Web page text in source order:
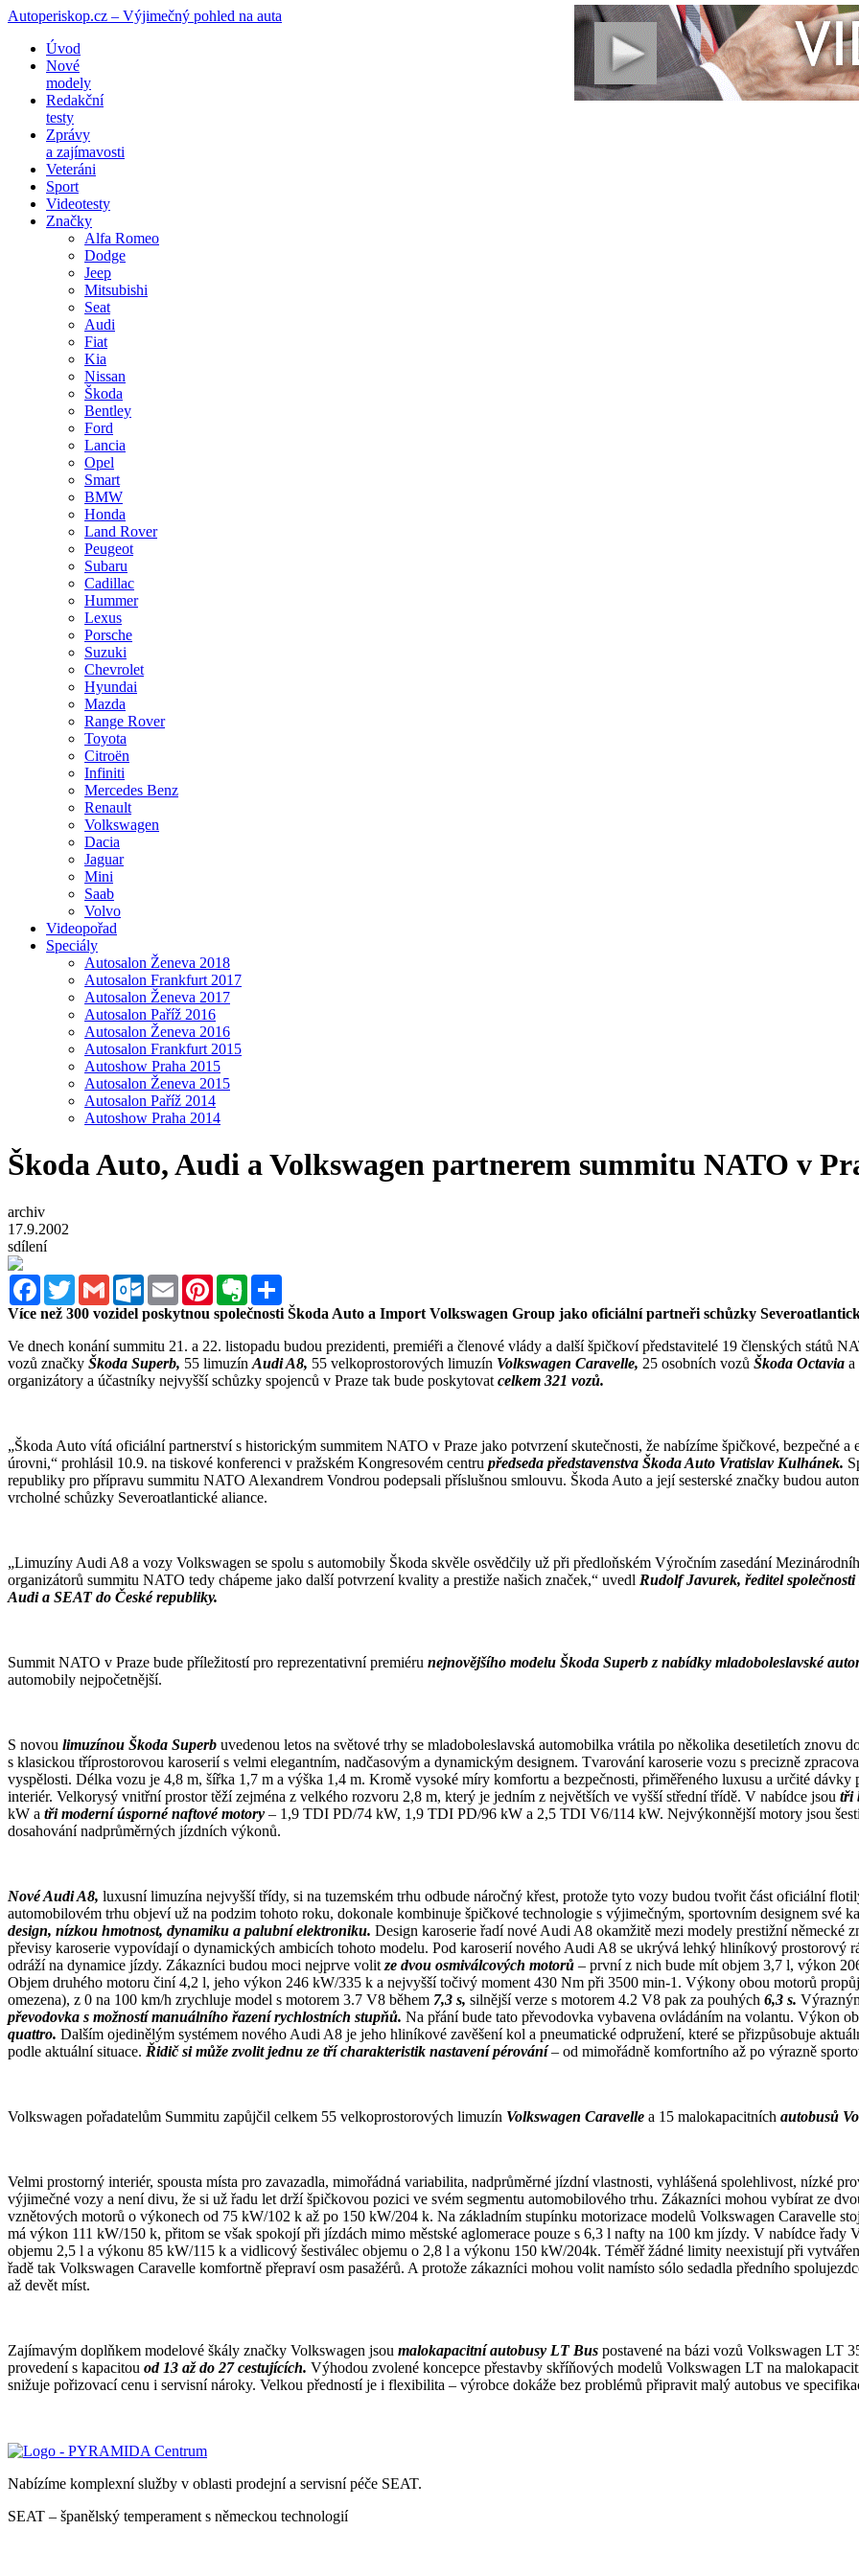
Autoperiskop.cz – Výjimečný pohled na auta
Přejít
obsahu
webu
Úvod
Nové
modely
Redakční
testy
Zprávy
a zajímavosti
Veteráni
Sport
Videotesty
Značky
Alfa Romeo
Dodge
Jeep
Mitsubishi
Seat
Audi
Fiat
Kia
Nissan
Škoda
Bentley
Ford
Lancia
Opel
Smart
BMW
Honda
Land Rover
Peugeot
Subaru
Cadillac
Hummer
Lexus
Porsche
Suzuki
Chevrolet
Hyundai
Mazda
Range Rover
Toyota
Citroën
Infiniti
Mercedes Benz
Renault
Volkswagen
Dacia
Jaguar
Mini
Saab
Volvo
Videopořad
Speciály
Autosalon Ženeva 2018
Autosalon Frankfurt 2017
Autosalon Ženeva 2017
Autosalon Paříž 2016
Autosalon Ženeva 2016
Autosalon Frankfurt 2015
Autoshow Praha 2015
Autosalon Ženeva 2015
Autosalon Paříž 2014
Autoshow Praha 2014
Škoda Auto, Audi a Volkswagen partnerem summitu NATO v
archiv
17.9.2002
sdílení
FacebookTwitterGmail Outlook.com
Email PinterestEvernote
Více než 300 vozidel poskytnou společnosti Škoda Auto a Import Volkswagen Group jako oficiální partneři schůzky
Ve dnech konání summitu 21. a 22. listopadu budou prezidenti, premiéři a členové vlády a další špičkoví představitelé 19 členských států
vozů značky Škoda Superb, 55 limuzín Audi A8, 55 velkoprostorových limuzín Volkswagen Caravelle, 25 osobních vozů Škoda Octavia a
organizátory a účastníky nejvyšší schůzky spojenců v Praze tak bude poskytovat celkem 321 vozů.
„Škoda Auto vítá oficiální partnerství s historickým summitem NATO v Praze jako potvrzení skutečnosti, že nabízíme špičkové, bezpečné
úrovni,“ prohlásil 10.9. na tiskové konferenci v pražském Kongresovém centru předseda představenstva Škoda Auto Vratislav Kulhánek.
republiky pro přípravu summitu NATO Alexandrem Vondrou podepsali příslušnou smlouvu. Škoda Auto a její sesterské značky budou
vrcholné schůzky Severoatlantické aliance.
„Limuzíny Audi A8 a vozy Volkswagen se spolu s automobily Škoda skvěle osvědčily už při předloňském Výročním zasedání
organizátorů summitu NATO tedy chápeme jako další potvrzení kvality a prestiže našich značek,“ uvedl Rudolf Javurek, ředitel
Audi a SEAT do České republiky.
Summit NATO v Praze bude příležitostí pro reprezentativní premiéru nejnovějšího modelu Škoda Superb z nabídky mladoboleslavské
automobily nejpočetnější.
S novou limuzínou Škoda Superb uvedenou letos na světové trhy se mladoboleslavská automobilka vrátila po několika desetiletích znovu
s klasickou tříprostorovou karoserií s velmi elegantním, nadčasovým a dynamickým designem. Tvarování karoserie vozu s precizně
vyspělosti. Délka vozu je 4,8 m, šířka 1,7 m a výška 1,4 m. Kromě vysoké míry komfortu a bezpečnosti, přiměřeného luxusu a určité dávky
interiér. Velkorysý vnitřní prostor těží zejména z velkého rozvoru 2,8 m, který je jedním z největších ve vyšší střední třídě. V nabídce jsou tři
kW a tři moderní úsporné naftové motory – 1,9 TDI PD/74 kW, 1,9 TDI PD/96 kW a 2,5 TDI V6/114 kW. Nejvýkonnější motory jsou
dosahování nadprůměrných jízdních výkonů.
Nové Audi A8, luxusní limuzína nejvyšší třídy, si na tuzemském trhu odbude náročný křest, protože tyto vozy budou tvořit část oficiální
automobilovém trhu objeví už na podzim tohoto roku, dokonale kombinuje špičkové technologie s výjimečným, sportovním designem své
design, nízkou hmotnost, dynamiku a palubní elektroniku. Design karoserie řadí nové Audi A8 okamžitě mezi modely prestižní
převisy karoserie vypovídají o dynamických ambicích tohoto modelu. Pod karoserií nového Audi A8 se ukrývá lehký hliníkový prostorový
odráží na dynamice jízdy. Zákazníci budou moci nejprve volit ze dvou osmiválcových motorů – první z nich bude mít objem 3,7 l, výkon
Objem druhého motoru činí 4,2 l, jeho výkon 246 kW/335 k a nejvyšší točivý moment 430 Nm při 3500 min-1. Výkony obou motorů
omezena), z 0 na 100 km/h zrychluje model s motorem 3.7 V8 během 7,3 s, silnější verze s motorem 4.2 V8 pak za pouhých 6,3 s.
převodovka s možností manuálního řazení rychlostních stupňů. Na přání bude tato převodovka vybavena ovládáním na volantu. Výkon
quattro. Dalším ojedinělým systémem nového Audi A8 je jeho hliníkové zavěšení kol a pneumatické odpružení, které se přizpůsobuje
podle aktuální situace. Řidič si může zvolit jednu ze tří charakteristik nastavení pérování– od mimořádně komfortního až po výrazně
Volkswagen pořadatelům Summitu zapůjčil celkem 55 velkoprostorových limuzín Volkswagen Caravelle a 15 malokapacitních autobusů
Velmi prostorný interiér, spousta místa pro zavazadla, mimořádná variabilita, nadprůměrné jízdní vlastnosti, vyhlášená spolehlivost, nízké
výjimečné vozy a není divu, že si už řadu let drží špičkovou pozici ve svém segmentu automobilového trhu. Zákazníci mohou vybírat ze
vznětových motorů o výkonech od 75 kW/102 k až po 150 kW/204 k. Na základním stupínku motorizace modelů Volkswagen Caravelle
má výkon 111 kW/150 k, přitom se však spokojí při jízdách mimo městské aglomerace pouze s 6,3 l nafty na 100 km jízdy. V nabídce řady
objemu 2,5 l a výkonu 85 kW/115 k a vidlicový šestiválec objemu o 2,8 l a výkonu 150 kW/204k. Téměř žádné limity neexistují při
řadě tak Volkswagen Caravelle komfortně přepraví osm pasažérů. A protože zákazníci mohou volit namísto sólo sedadla předního
až devět míst.
Zajímavým doplňkem modelové škály značky Volkswagen jsou malokapacitní autobusy LT Bus postavené na bázi vozů Volkswagen LT
provedení s kapacitou od 13 až do 27 cestujících. Výhodou zvolené koncepce přestavby skříňových modelů Volkswagen LT na
snižuje pořizovací cenu i servisní nároky. Velkou předností je i flexibilita – výrobce dokáže bez problémů připravit malý autobus ve
Nabízíme komplexní služby v oblasti prodejní a servisní péče SEAT.
SEAT – španělský temperament s německou technologií